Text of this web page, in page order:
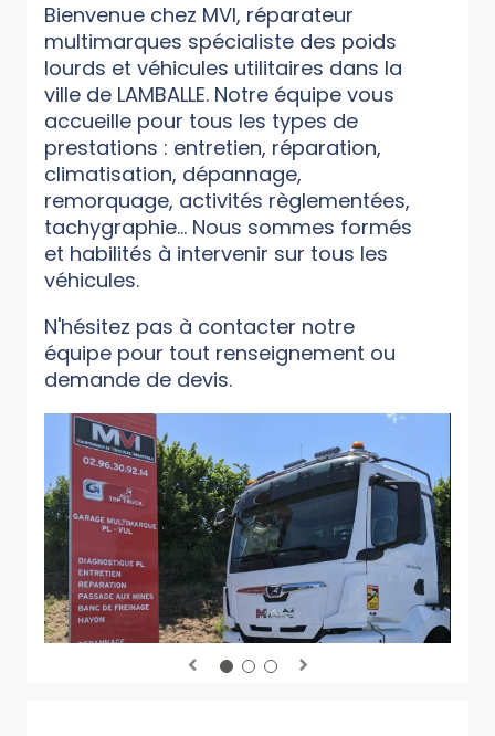
Bienvenue chez MVI, réparateur
multimarques spécialiste des poids
lourds et véhicules utilitaires dans la
ville de LAMBALLE. Notre équipe vous
accueille pour tous les types de
prestations : entretien, réparation,
climatisation, dépannage,
remorquage, activités règlementées,
tachygraphie... Nous sommes formés
et habilités à intervenir sur tous les
véhicules.
N'hésitez pas à contacter notre
équipe pour tout renseignement ou
demande de devis.